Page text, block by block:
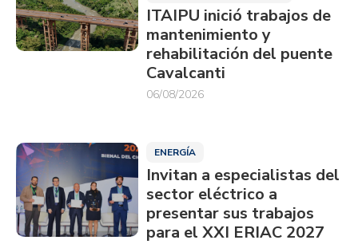
ITAIPU inició trabajos de
mantenimiento y
rehabilitación del puente
Cavalcanti
06/08/2026
ENERGÍA
Invitan a especialistas del
sector eléctrico a
presentar sus trabajos
para el XXI ERIAC 2027